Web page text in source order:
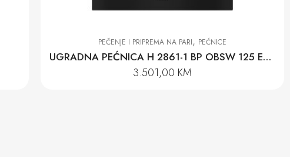
PEČENJE I PRIPREMA NA PARI, PEĆNICE
UGRADNA PEĆNICA H 2861-1 BP OBSW 125 Edition
3.501,00 KM